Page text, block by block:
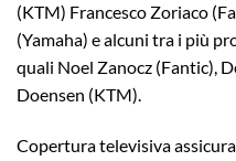
(KTM) Francesco Zoriaco
(Yamaha) e alcuni tra i più
quali Noel Zanocz (Fantic),
Doensen (KTM).
Copertura televisiva